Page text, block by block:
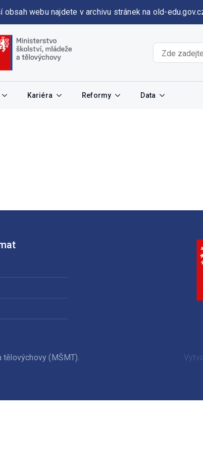
obsah webu najdete v archivu stránek na old-
Kariéra Reformy Data
(MŠMT).